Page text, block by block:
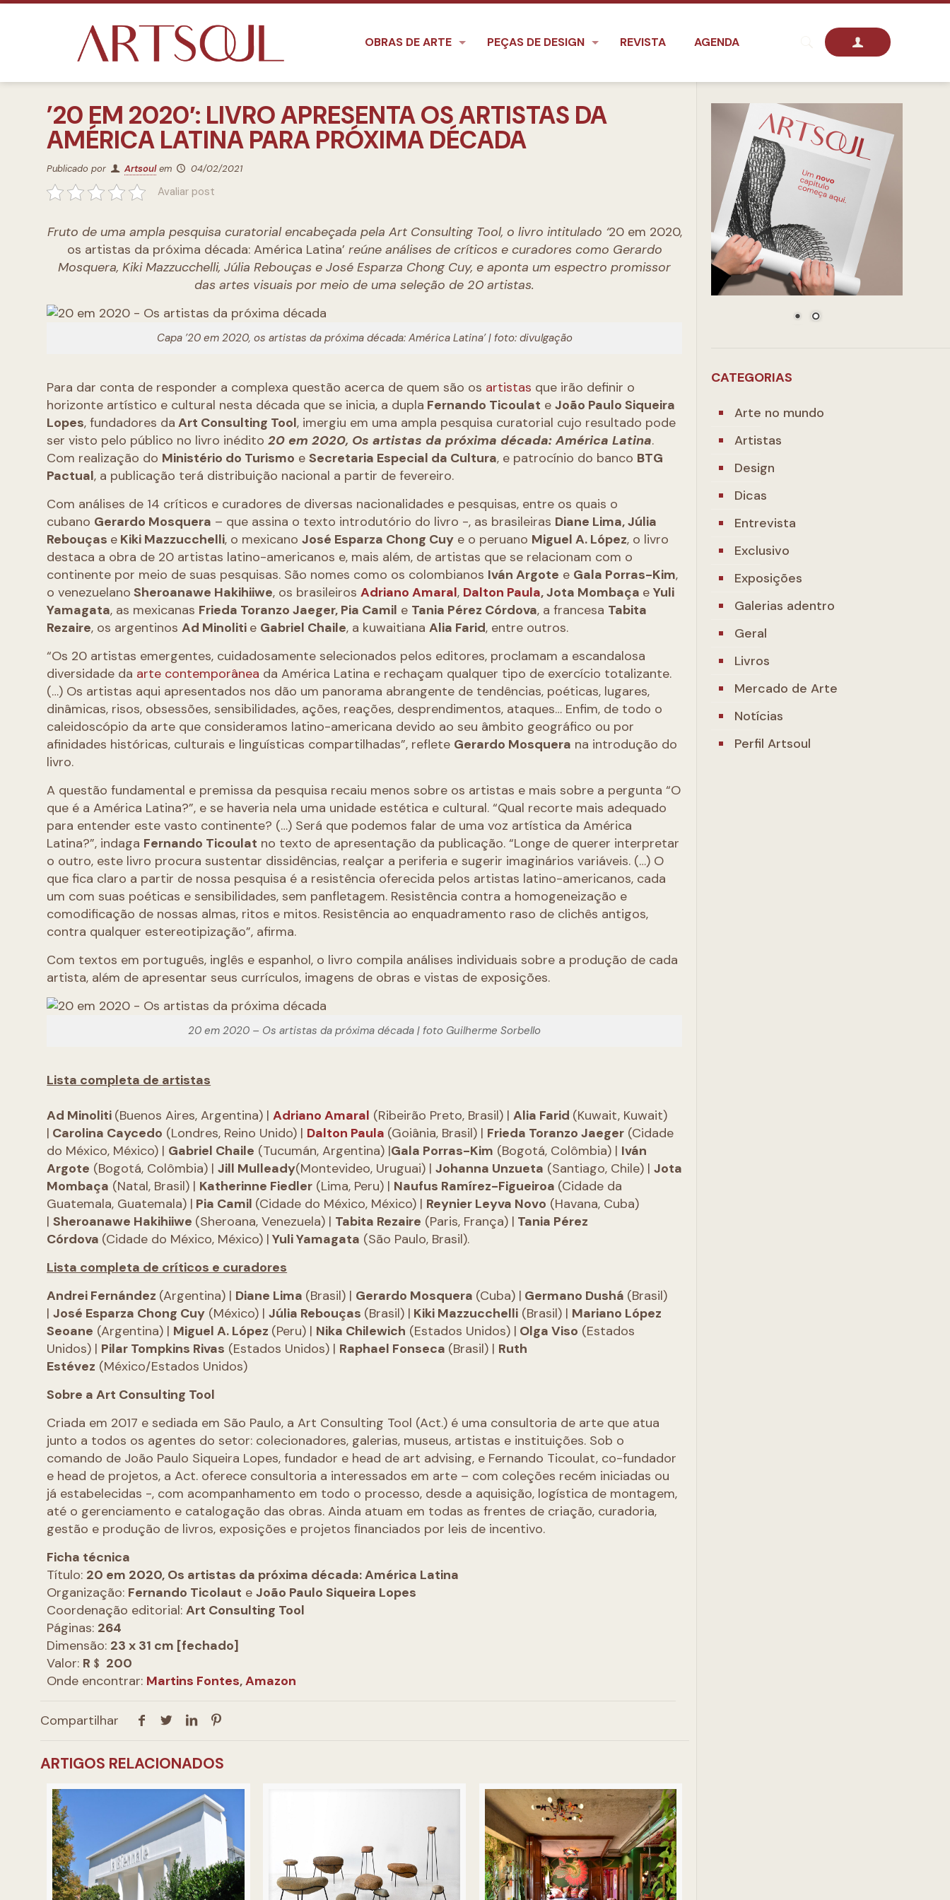
OBRAS DE ARTE PEÇAS DE DESIGN REVISTA AGENDA
’20 EM 2020′: LIVRO APRESENTA OS ARTISTAS DA
AMÉRICA LATINA PARA PRÓXIMA DÉCADA
Publicado por Artsoul em 04/02/2021
Avaliar post
Fruto de uma ampla pesquisa curatorial encabeçada pela Art Consulting Tool, o livro intitulado ‘20 em 2020,
os artistas da próxima década: América Latina’ reúne análises de críticos e curadores como Gerardo
Mosquera, Kiki Mazzucchelli, Júlia Rebouças e José Esparza Chong Cuy, e aponta um espectro promissor
das artes visuais por meio de uma seleção de 20 artistas.
Capa ’20 em 2020, os artistas da próxima década: América Latina’ | foto: divulgação
Para dar conta de responder a complexa questão acerca de quem são os artistas que irão definir o
horizonte artístico e cultural nesta década que se inicia, a dupla Fernando Ticoulat eJoão Paulo Siqueira
Lopes, fundadores da Art Consulting Tool, imergiu em uma ampla pesquisa curatorial cujo resultado pode
ser visto pelo público no livro inédito20 em 2020, Os artistas da próxima década: América Latina.
Com realização do Ministério do Turismo eSecretaria Especial da Cultura, e patrocínio do banco BTG
Pactual, a publicação terá distribuição nacional a partir de fevereiro.
Com análises de 14 críticos e curadores de diversas nacionalidades e pesquisas, entre os quais o
cubano Gerardo Mosquera – que assina o texto introdutório do livro -, as brasileiras Diane Lima, Júlia
Rebouças e Kiki Mazzucchelli, o mexicanoJosé Esparza Chong Cuy e o peruano Miguel A. López, o livro
destaca a obra de 20 artistas latino-americanos e, mais além, de artistas que se relacionam com o
continente por meio de suas pesquisas. São nomes como os colombianos Iván Argote e Gala Porras-Kim,
o venezuelano Sheroanawe Hakihiiwe, os brasileirosAdriano Amaral, Dalton Paula, Jota Mombaça eYuli
Yamagata, as mexicanas Frieda Toranzo Jaeger, Pia Camil e Tania Pérez Córdova, a francesa Tabita
Rezaire, os argentinosAd Minoliti e Gabriel Chaile, a kuwaitianaAlia Farid, entre outros.
“Os 20 artistas emergentes, cuidadosamente selecionados pelos editores, proclamam a escandalosa
diversidade da arte contemporânea da América Latina e rechaçam qualquer tipo de exercício totalizante.
(…) Os artistas aqui apresentados nos dão um panorama abrangente de tendências, poéticas, lugares,
dinâmicas, risos, obsessões, sensibilidades, ações, reações, desprendimentos, ataques… Enfim, de todo o
caleidoscópio da arte que consideramos latino-americana devido ao seu âmbito geográfico ou por
afinidades históricas, culturais e linguísticas compartilhadas”, reflete Gerardo Mosquera na introdução do
livro.
A questão fundamental e premissa da pesquisa recaiu menos sobre os artistas e mais sobre a pergunta “O
que é a América Latina?”, e se haveria nela uma unidade estética e cultural. “Qual recorte mais adequado
para entender este vasto continente? (…) Será que podemos falar de uma voz artística da América
Latina?”, indaga Fernando Ticoulat no texto de apresentação da publicação. “Longe de querer interpretar
o outro, este livro procura sustentar dissidências, realçar a periferia e sugerir imaginários variáveis. (…) O
que fica claro a partir de nossa pesquisa é a resistência oferecida pelos artistas latino-americanos, cada
um com suas poéticas e sensibilidades, sem panfletagem. Resistência contra a homogeneização e
comodificação de nossas almas, ritos e mitos. Resistência ao enquadramento raso de clichês antigos,
contra qualquer estereotipização”, afirma.
Com textos em português, inglês e espanhol, o livro compila análises individuais sobre a produção de cada
artista, além de apresentar seus currículos, imagens de obras e vistas de exposições.
20 em 2020 – Os artistas da próxima década | foto Guilherme Sorbello
Lista completa de artistas
Ad Minoliti (Buenos Aires, Argentina) |Adriano Amaral (Ribeirão Preto, Brasil) |Alia Farid (Kuwait, Kuwait)
| Carolina Caycedo (Londres, Reino Unido) | Dalton Paula (Goiânia, Brasil) | Frieda Toranzo Jaeger (Cidade
do México, México) | Gabriel Chaile (Tucumán, Argentina) |Gala Porras-Kim (Bogotá, Colômbia) | Iván
Argote (Bogotá, Colômbia) |Jill Mulleady(Montevideo, Uruguai) |Johanna Unzueta (Santiago, Chile) |Jota
Mombaça (Natal, Brasil) | Katherinne Fiedler (Lima, Peru) | Naufus Ramírez-Figueiroa (Cidade da
Guatemala, Guatemala) | Pia Camil (Cidade do México, México) | Reynier Leyva Novo (Havana, Cuba)
|Sheroanawe Hakihiiwe (Sheroana, Venezuela) | Tabita Rezaire (Paris, França) | Tania Pérez
Córdova (Cidade do México, México) | Yuli Yamagata (São Paulo, Brasil).
Lista completa de críticos e curadores
Andrei Fernández (Argentina) | Diane Lima (Brasil) | Gerardo Mosquera (Cuba) | Germano Dushá (Brasil)
|José Esparza Chong Cuy (México) |Júlia Rebouças (Brasil) | Kiki Mazzucchelli (Brasil) | Mariano López
Seoane (Argentina) | Miguel A. López (Peru) | Nika Chilewich (Estados Unidos) | Olga Viso (Estados
Unidos) | Pilar Tompkins Rivas (Estados Unidos) | Raphael Fonseca (Brasil) | Ruth
Estévez (México/Estados Unidos)
Sobre a Art Consulting Tool
Criada em 2017 e sediada em São Paulo, a Art Consulting Tool (Act.) é uma consultoria de arte que atua
junto a todos os agentes do setor: colecionadores, galerias, museus, artistas e instituições. Sob o
comando de João Paulo Siqueira Lopes, fundador e head de art advising, e Fernando Ticoulat, co-fundador
e head de projetos, a Act. oferece consultoria a interessados em arte – com coleções recém iniciadas ou
já estabelecidas -, com acompanhamento em todo o processo, desde a aquisição, logística de montagem,
até o gerenciamento e catalogação das obras. Ainda atuam em todas as frentes de criação, curadoria,
gestão e produção de livros, exposições e projetos ﬁnanciados por leis de incentivo.
Ficha técnica
Título: 20 em 2020, Os artistas da próxima década: América Latina
Organização: Fernando Ticolaut eJoão Paulo Siqueira Lopes
Coordenação editorial:Art Consulting Tool
Páginas: 264
Dimensão: 23 x 31 cm [fechado]
Valor: R﹩ 200
Onde encontrar: Martins Fontes,Amazon
Compartilhar
ARTIGOS RELACIONADOS
CATEGORIAS
Arte no mundo
Artistas
Design
Dicas
Entrevista
Exclusivo
Exposições
Galerias adentro
Geral
Livros
Mercado de Arte
Notícias
Perfil Artsoul